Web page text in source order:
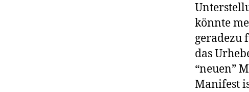
könnte
geradezu
das
“neuen”
Manifest